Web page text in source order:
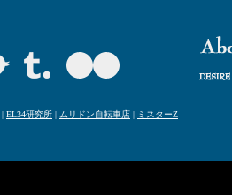
| EL34研究所 | ムリドン自転車店 | ミスターZ